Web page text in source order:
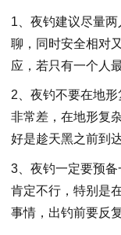
1、夜钓建议尽量
聊，同时安全相对
应，若只有一个人
2、夜钓不要在地
非常差，在地形复
好是趁天黑之前到
3、夜钓一定要预
肯定不行，特别是
事情，出钓前要反